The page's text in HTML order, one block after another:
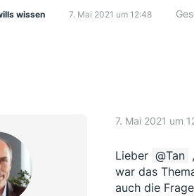
wissen 7. Mai 2021 um 12:48
7. Mai 2021 um
Lieber Tan
war das
auch die